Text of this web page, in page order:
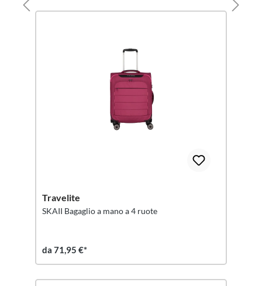
Travelite
SKAII Bagaglio a mano a 4 ruote
da 71,95 €*